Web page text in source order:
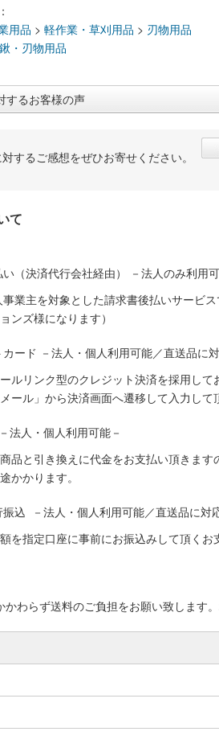
用品 > 軽作業・草刈用品 > 刃物用品
・刃物用品
するお客様の声
するご感想をぜひお寄せください。
て
（決済代行会社経由） －法人のみ利用
業主を対象とした請求書後払いサービ
ンズ様になります）
ード －法人・個人利用可能／直送品に
ルリンク型のクレジット決済を採用し
ール」から決済画面へ遷移して入力し
法人・個人利用可能－
品と引き換えに代金をお支払い頂きま
かかります。
込 －法人・個人利用可能／直送品に対
を指定口座に事前にお振込みして頂くお
かわらず送料のご負担をお願い致します